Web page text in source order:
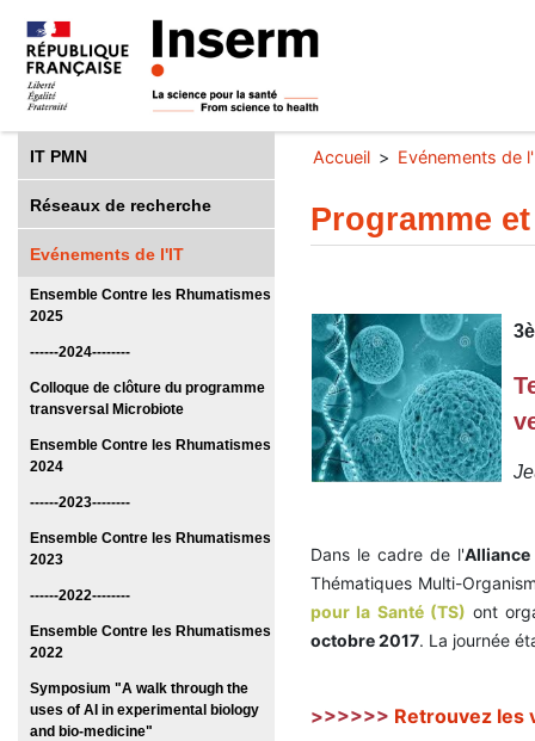
IT PMN
Réseaux de recherche
Evénements de l'IT
Ensemble Contre les Rhumatismes
2025
------2024--------
Colloque de clôture du programme
transversal Microbiote
Ensemble Contre les Rhumatismes
2024
------2023--------
Ensemble Contre les Rhumatismes
2023
------2022--------
Ensemble Contre les Rhumatismes
2022
Symposium "A walk through the
uses of AI in experimental biology
and bio-medicine"
Accueil Evénements de
Programme
Dans le cadre de l'Alliance
Thématiques Multi-
pour la Santé (TS) ont
octobre 2017. La journée
>>>>>> Retrouvez les